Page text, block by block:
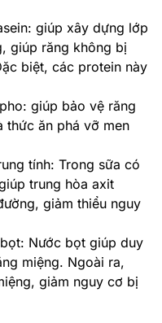
giúp xây dựng lớp
giúp răng không bị
biệt, các protein này
giúp bảo vệ răng
thức ăn phá vỡ men
tính: Trong sữa có
trung hòa axit
giảm thiểu nguy
Nước bọt giúp duy
miệng. Ngoài ra,
giảm nguy cơ bị